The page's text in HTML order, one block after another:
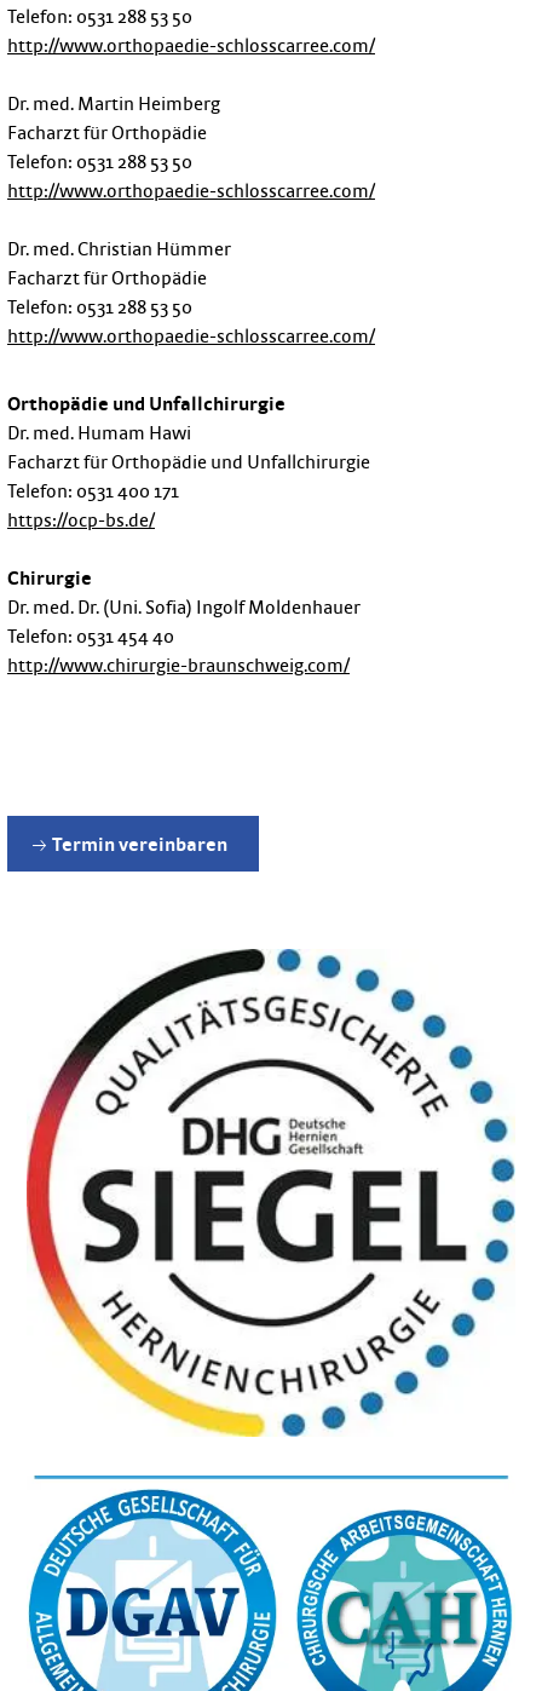
Telefon: 0531 288 53 50
http://www.orthopaedie-schlosscarree.com/
Dr. med. Martin Heimberg
Facharzt für Orthopädie
Telefon: 0531 288 53 50
http://www.orthopaedie-schlosscarree.com/
Dr. med. Christian Hümmer
Facharzt für Orthopädie
Telefon: 0531 288 53 50
http://www.orthopaedie-schlosscarree.com/
Orthopädie und Unfallchirurgie
Dr. med. Humam Hawi
Facharzt für Orthopädie und Unfallchirurgie
Telefon: 0531 400 171
https://ocp-bs.de/
Chirurgie
Dr. med. Dr. (Uni. Sofia) Ingolf Moldenhauer
Telefon: 0531 454 40
http://www.chirurgie-braunschweig.com/
Termin vereinbaren